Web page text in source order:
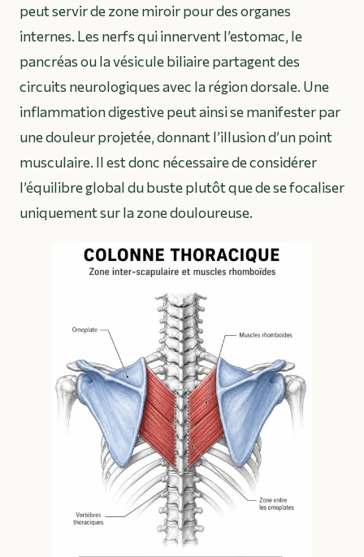
peut servir de zone miroir pour des organes
internes. Les nerfs qui innervent l’estomac, le
pancréas ou la vésicule biliaire partagent des
circuits neurologiques avec la région dorsale. Une
inflammation digestive peut ainsi se manifester par
une douleur projetée, donnant l’illusion d’un point
musculaire. Il est donc nécessaire de considérer
l’équilibre global du buste plutôt que de se focaliser
uniquement sur la zone douloureuse.